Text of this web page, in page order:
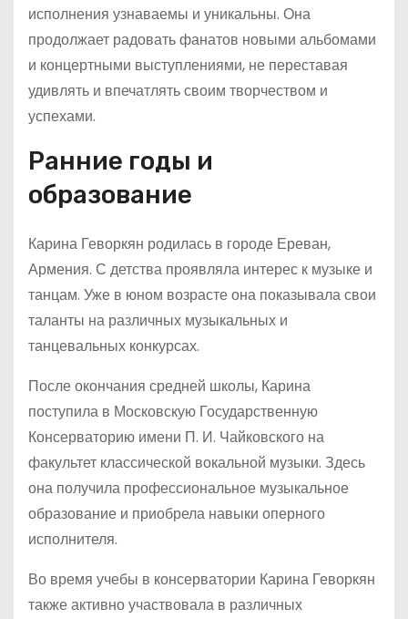
исполнения узнаваемы и уникальны. Она
продолжает радовать фанатов новыми альбомами
и концертными выступлениями, не переставая
удивлять и впечатлять своим творчеством и
успехами.
Ранние годы и
образование
Карина Геворкян родилась в городе Ереван,
Армения. С детства проявляла интерес к музыке и
танцам. Уже в юном возрасте она показывала свои
таланты на различных музыкальных и
танцевальных конкурсах.
После окончания средней школы, Карина
поступила в Московскую Государственную
Консерваторию имени П. И. Чайковского на
факультет классической вокальной музыки. Здесь
она получила профессиональное музыкальное
образование и приобрела навыки оперного
исполнителя.
Во время учебы в консерватории Карина Геворкян
также активно участвовала в различных